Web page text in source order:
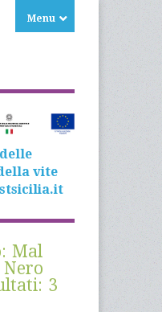
Menu
vite
Mal
Nero
3